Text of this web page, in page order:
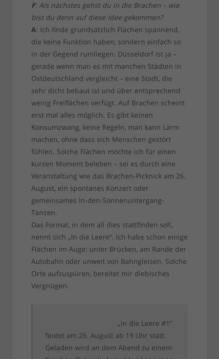
F: Als nächstes gehst du in die Brachen – wie
bist du denn auf diese Idee gekommen?
A: Ich finde grundsätzlich Flächen spannend,
die keine Funktion haben, sondern einfach so
in der Gegend rumliegen. Düsseldorf ist ja –
gerade wenn man es mit manchen Städten in
Ostdeutschland vergleicht – eine Stadt, die
sehr dicht bebaut ist und über entsprechend
wenig Freiflächen verfügt. Auf Brachen scheint
erst mal alles möglich. Es gibt keinen
Konsumzwang, keine Regeln, man kann Lärm
machen, ohne dass sich Menschen gestört
fühlen. Solche Flächen möchte ich für einen
kurzen Moment beleben – sei es durch eine
Veranstaltung wie das Brachen-Picknick am 26.
August, ein spontanes Konzert oder
gemeinsames In-den-Sonnenuntergang-
Tanzen.
Das Format, in dem all dies stattfinden soll,
nennt sich „In die Leere“. Ich habe schon einige
Flächen im Auge: unter Brücken, am Rande der
Autobahn oder unweit von Bahngleisen. Solche
Orte aufzuspüren, bereitet mir diebisches
Vergnügen.
„In die Leere #1“
findet am 26. August ab 19 Uhr statt.
Geladen wird an dem Abend zu einem